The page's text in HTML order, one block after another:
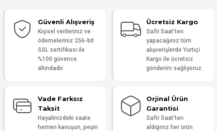
Yorum Yaz
Güvenli Alışveriş
Kişisel verileriniz ve
ödemeleriniz 256-bit
SSL sertifikası ile
%100 güvence
altındadır.
Ücretsiz Kargo
Safir Saat'ten
yapacağınız tüm
alışverişlerde Yurtiçi
Kargo ile ücretsiz
gönderim sağlıyoruz.
Vade Farksız
Taksit
Hayalinizdeki saate
hemen kavuşun, peşin
Orjinal Ürün
Garantisi
Safir Saat'ten
aldığınız her ürün